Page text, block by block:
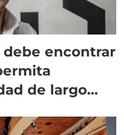
encontrar
de largo